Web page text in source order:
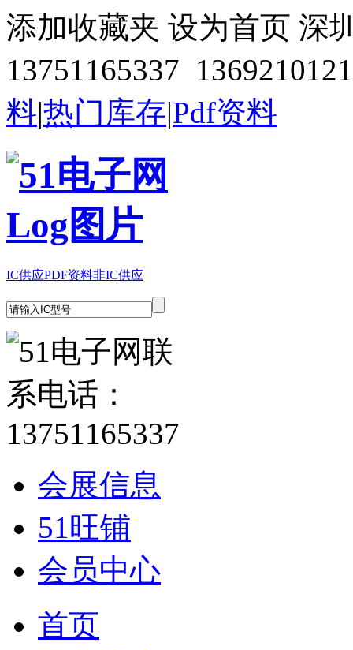
添加收藏夹 设为首页 深
13751165337
料|热门库存|Pdf资料
IC供应PDF资料非IC供应
会展信息
51旺铺
会员中心
首页